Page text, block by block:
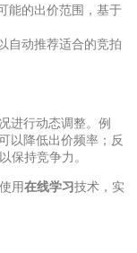
能的出价范围，基于
自动推荐适合的竞拍
进行动态调整。例
以降低出价频率；反
保持竞争力。
用在线学习技术，实